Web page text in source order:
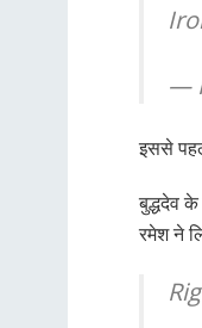
—
इससे
बुद्धदेव
रमेश ने